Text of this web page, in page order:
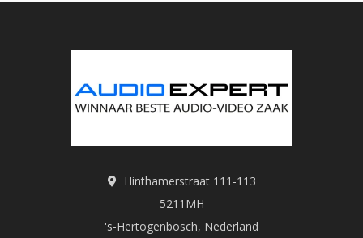
Hinthamerstraat 111-113
5211MH
's-Hertogenbosch, Nederland